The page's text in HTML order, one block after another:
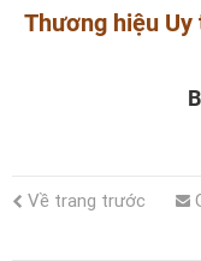
Thương hiệu
Về trang trước